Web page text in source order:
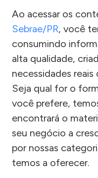
Ao acessar os
Sebrae/PR, você
consumindo
alta qualidade,
necessidades
Seja qual for o
você prefere,
encontrará o
seu negócio a
por nossas
temos a oferecer.